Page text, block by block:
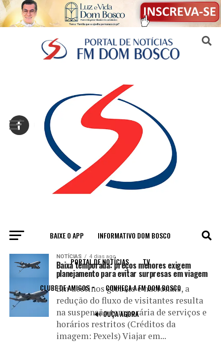
BAIXE O APP INFORMATIVO DOM BOSCO
PORTAL DE NOTÍCIAS TV
CLUBE DE AMIGOS CONHEÇA A FM DOM BOSCO
🔊 OUÇA AGORA
All posts tagged "viagem"
NOTÍCIAS 4 dias ago
Baixa temporada: preços menores exigem
planejamento para evitar surpresas em viagem
Em destinos globais e nacionais, a
redução do fluxo de visitantes resulta
na suspensão temporária de serviços e
horários restritos (Créditos da
imagem: Pexels) Viajar em...
Sair da versão mobile